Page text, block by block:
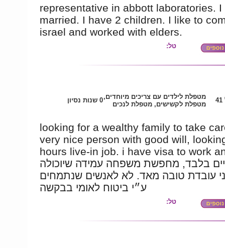
representative in abbott laboratories. I
married. I have 2 children. I like to
israel and worked with elders.
טל:
מטפלת לילדים עם צריכים מיוחדים,
מטפלת לקשישים, מטפלת לנכים
0 שנות נסיון
looking for a wealthy family to take
very nice person with good will,
hours live-in job. i have visa to work
בלבד, מחפשת משפחה עמידה שיוכולה
עובדת טובה מאד. לא לאנשים שנתמחים
ע״י ביטוח לאומי בבקשה
טל: